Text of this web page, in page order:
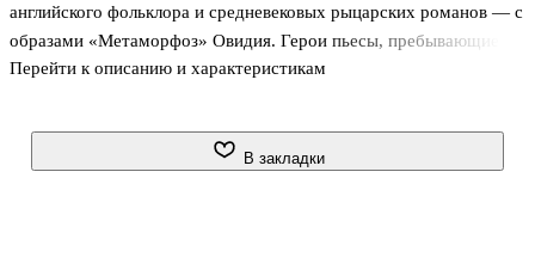
английского фольклора и средневековых рыцарских романов — с
образами «Метаморфоз» Овидия. Герои пьесы, пребывающие в
озаренном луной зачарованном летнем лесу, становятся
которого внушает человеку безоглядную любовь к первому
Перейти к описанию и характеристикам
В закладки